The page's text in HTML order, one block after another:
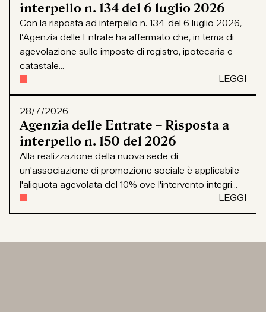
interpello n. 134 del 6 luglio 2026
Con la risposta ad interpello n. 134 del 6 luglio 2026,
l’Agenzia delle Entrate ha affermato che, in tema di
agevolazione sulle imposte di registro, ipotecaria e
catastale...
LEGGI
28/7/2026
Agenzia delle Entrate – Risposta a
interpello n. 150 del 2026
Alla realizzazione della nuova sede di
un'associazione di promozione sociale è applicabile
l'aliquota agevolata del 10% ove l'intervento integri...
LEGGI